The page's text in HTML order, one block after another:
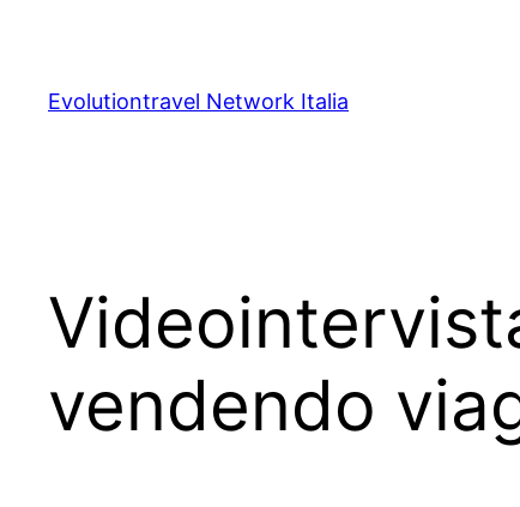
contenuto
Evolutiontravel Network Italia
vendendo